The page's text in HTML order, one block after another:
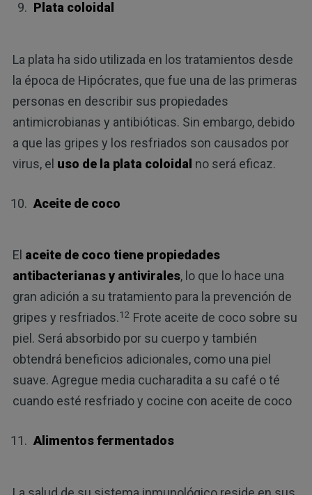
Plata coloidal
La plata ha sido utilizada en los tratamientos desde
la época de Hipócrates, que fue una de las primeras
personas en describir sus propiedades
antimicrobianas y antibióticas. Sin embargo, debido
a que las gripes y los resfriados son causados por
virus, el uso de la plata coloidal no será eficaz.
Aceite de coco
El aceite de coco tiene propiedades
antibacterianas y antivirales, lo que lo hace una
gran adición a su tratamiento para la prevención de
gripes y resfriados.12 Frote aceite de coco sobre su
piel. Será absorbido por su cuerpo y también
obtendrá beneficios adicionales, como una piel
suave. Agregue media cucharadita a su café o té
cuando esté resfriado y cocine con aceite de coco
Alimentos fermentados